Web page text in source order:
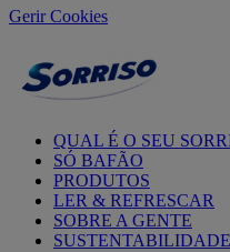
Gerir Cookies
QUAL É O SEU
SÓ BAFÃO
PRODUTOS
LER & REFRESCAR
SOBRE A GENTE
SUSTENTABILIDADE